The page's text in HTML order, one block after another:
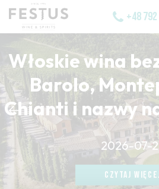
+48
Włoskie wina
Barolo,
Chianti i nazwy
2026-07-
CZYTAJ
CZYTAJ
CZYTAJ